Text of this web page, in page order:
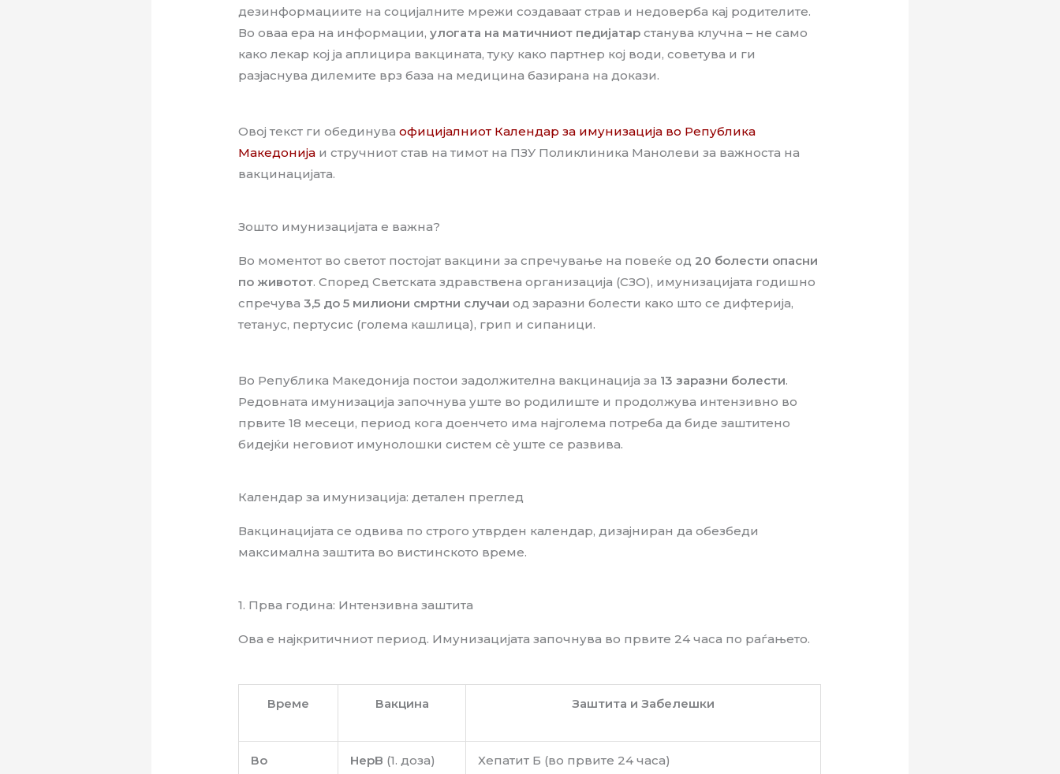
дезинформациите на социјалните мрежи создаваат страв и недоверба кај родителите.
Во оваа ера на информации,улогата на матичниот педијатар станува клучна – не само
како лекар кој ја аплицира вакцината, туку како партнер кој води, советува и ги
разјаснува дилемите врз база на медицина базирана на докази.
Овој текст ги обединуваофицијалниот Календар за имунизација во Република
Македонија и стручниот став на тимот на ПЗУ Поликлиника Манолеви за важноста на
вакцинацијата.
Зошто имунизацијата е важна?
Во моментот во светот постојат вакцини за спречување на повеќе од 20 болести опасни
по животот. Според Светската здравствена организација (СЗО), имунизацијата годишно
спречува3,5 до 5 милиони смртни случаи од заразни болести како што се дифтерија,
тетанус, пертусис (голема кашлица), грип и сипаници.
Во Република Македонија постои задолжителна вакцинација за 13 заразни болести.
Редовната имунизација започнува уште во родилиште и продолжува интензивно во
првите 18 месеци, период кога доенчето има најголема потреба да биде заштитено
бидејќи неговиот имунолошки систем сè уште се развива.
Календар за имунизација: детален преглед
Вакцинацијата се одвива по строго утврден календар, дизајниран да обезбеди
максимална заштита во вистинското време.
1. Прва година: Интензивна заштита
Ова е најкритичниот период. Имунизацијата започнува во првите 24 часа по раѓањето.
Време Вакцина Заштита и Забелешки
Во
HepB (1. доза) Хепатит Б (во првите 24 часа)